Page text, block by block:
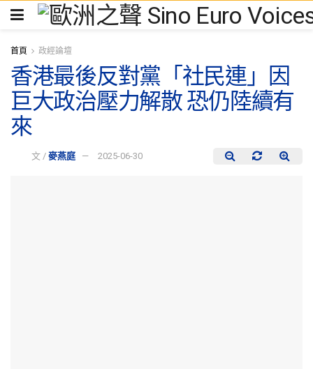
首頁 政經論壇
香港最後反對黨「社民連」因
巨大政治壓力解散 恐仍陸續有
來
文 / 麥燕庭 2025-06-30